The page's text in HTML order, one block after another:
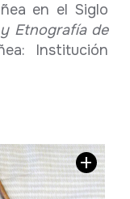
en el Siglo
Etnografía de
Institución